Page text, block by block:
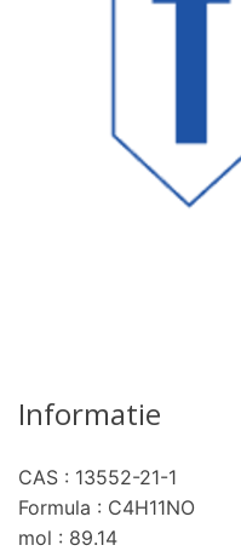
Informatie
CAS : 13552-21-1
Formula : C4H11NO
mol : 89.14